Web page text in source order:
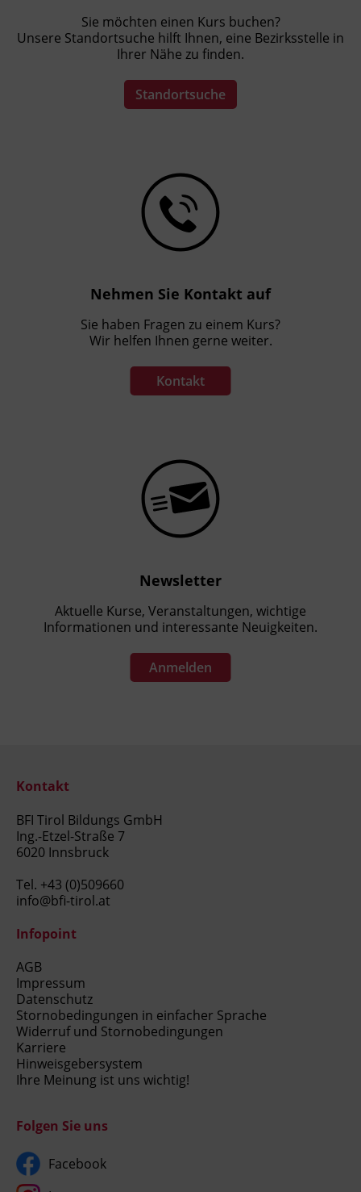
Sie möchten einen Kurs buchen?
Unsere Standortsuche hilft Ihnen, eine Bezirksstelle in
Ihrer Nähe zu finden.
Standortsuche
Nehmen Sie Kontakt auf
Sie haben Fragen zu einem Kurs?
Wir helfen Ihnen gerne weiter.
Kontakt
Newsletter
Aktuelle Kurse, Veranstaltungen, wichtige
Informationen und interessante Neuigkeiten.
Anmelden
Kontakt
BFI Tirol Bildungs GmbH
Ing.-Etzel-Straße 7
6020 Innsbruck
Tel. +43 (0)509660
info@bfi-tirol.at
Infopoint
AGB
Impressum
Datenschutz
Stornobedingungen in einfacher Sprache
Widerruf und Stornobedingungen
Karriere
Hinweisgebersystem
Ihre Meinung ist uns wichtig!
Folgen Sie uns
Facebook